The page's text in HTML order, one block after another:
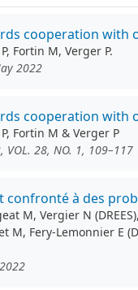
cooperation with
Fortin M, Verger P.
2022
cooperation with
Fortin M & Verger P
VOL. 28, NO. 1, 109–117
à des
M, Vergier N
Fery-Lemonnier E